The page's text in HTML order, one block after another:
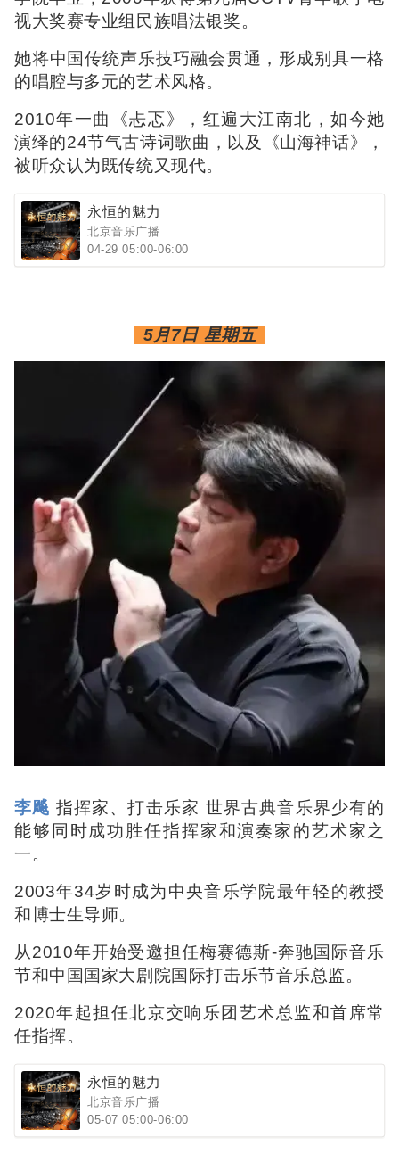
视大奖赛专业组民族唱法银奖。
她将中国传统声乐技巧融会贯通，形成别具一格
的唱腔与多元的艺术风格。
2010年一曲《忐忑》，红遍大江南北，如今她
演绎的24节气古诗词歌曲，以及《山海神话》，
被听众认为既传统又现代。
永恒的魅力
北京音乐广播
04-29 05:00-06:00
5月7日 星期五
李飚 指挥家、打击乐家 世界古典音乐界少有的
能够同时成功胜任指挥家和演奏家的艺术家之
一。
2003年34岁时成为中央音乐学院最年轻的教授
和博士生导师。
从2010年开始受邀担任梅赛德斯-奔驰国际音乐
节和中国国家大剧院国际打击乐节音乐总监。
2020年起担任北京交响乐团艺术总监和首席常
任指挥。
永恒的魅力
北京音乐广播
05-07 05:00-06:00